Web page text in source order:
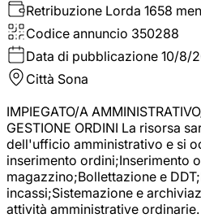
Retribuzione Lorda 1658
Codice annuncio 350288
Data di pubblicazione 10/8/
Città Sona
IMPIEGATO/A
GESTIONE ORDINI La risorsa
dell'ufficio amministrativo e si
inserimento ordini;Inserimento
magazzino;Bollettazione e
incassi;Sistemazione e
attività amministrative ordinarie.